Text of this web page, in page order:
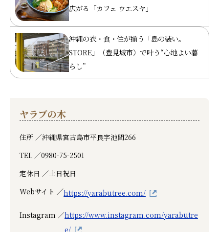
広がる「カフェ ウエスヤ」
沖縄の衣・食・住が揃う「島の装い。
STORE」（豊見城市）で叶う“心地よい暮
らし”
ヤラブの木
住所 ／沖縄県宮古島市平良字池間266
TEL ／0980-75-2501
定休日 ／土日祝日
Webサイト ／https://yarabutree.com/
Instagram ／https://www.instagram.com/yarabutre
e/